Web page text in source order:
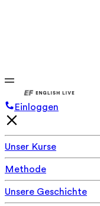
Einloggen
Unser Kurse
Methode
Unsere Geschichte